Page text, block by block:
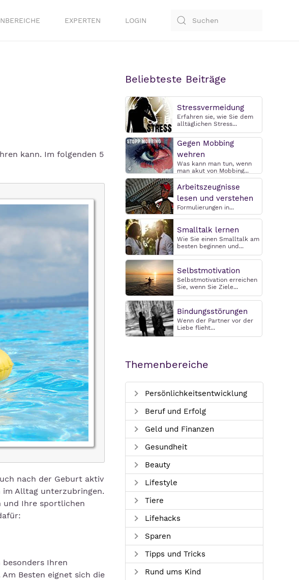
EXPERTEN LOGIN
kann. Im folgenden 5
nach der Geburt aktiv
Alltag unterzubringen.
und Ihre sportlichen
Ihren
Besten eignet sich die
Beliebteste Beiträge
Stressvermeidung
Erfahren sie, wie Sie dem
alltäglichen Stress...
Gegen Mobbing
wehren
Was kann man tun, wenn
man akut von Mobbing...
Arbeitszeugnisse
lesen und verstehen
Formulierungen in...
Smalltalk lernen
Wie Sie einen Smalltalk am
besten beginnen und...
Selbstmotivation
Selbstmotivation erreichen
Sie, wenn Sie Ziele...
Bindungsstörungen
Wenn der Partner vor der
Liebe flieht...
Themenbereiche
Persönlichkeitsentwicklung
Beruf und Erfolg
Geld und Finanzen
Gesundheit
Beauty
Lifestyle
Tiere
Lifehacks
Sparen
Tipps und Tricks
Rund ums Kind